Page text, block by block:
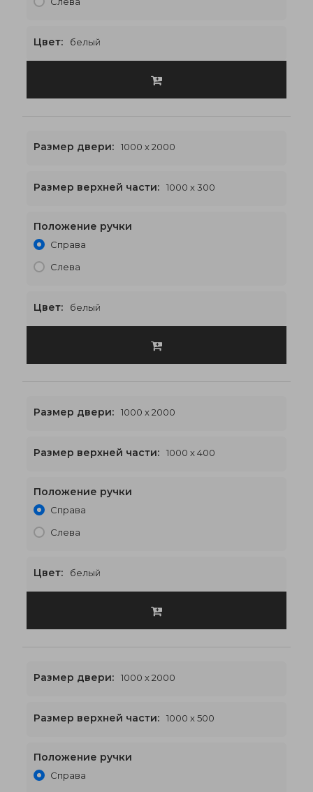
Цвет: белый
1000 x 2300€460
Размер двери: 1000 x 2000
Размер верхней части: 1000 x 300
Положение ручки
Справа
Слева
Цвет: белый
1000 x 2400
Размер двери: 1000 x 2000
Размер верхней части: 1000 x 400
Положение ручки
Справа
Слева
Цвет: белый
1000 x 2500€471
Размер двери: 1000 x 2000
Размер верхней части: 1000 x 500
Положение ручки
Справа